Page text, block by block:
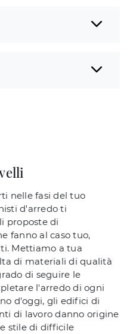
nelle fasi del tuo
d'arredo ti
proposte di
fanno al caso tuo,
Mettiamo a tua
di materiali di qualità
di seguire le
l'arredo di ogni
d'oggi, gli edifici di
di lavoro danno origine
stile di difficile